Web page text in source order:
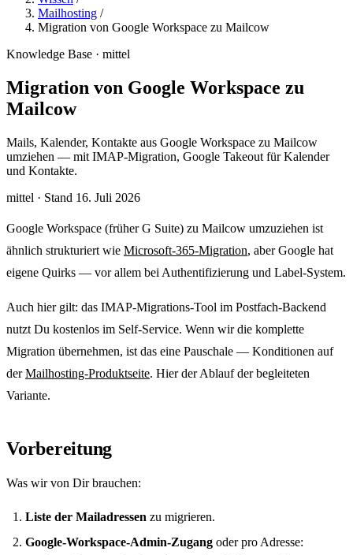
Mailhosting /
Migration von Google Workspace zu Mailcow
Knowledge Base · mittel
Migration von Google Workspace zu
Mailcow
Mails, Kalender, Kontakte aus Google Workspace zu Mailcow
umziehen — mit IMAP-Migration, Google Takeout für Kalender
und Kontakte.
mittel · Stand 16. Juli 2026
Google Workspace (früher G Suite) zu Mailcow umzuziehen ist
ähnlich strukturiert wie Microsoft-365-Migration, aber Google hat
eigene Quirks — vor allem bei Authentifizierung und Label-System.
Auch hier gilt: das IMAP-Migrations-Tool im Postfach-Backend
nutzt Du kostenlos im Self-Service. Wenn wir die komplette
Migration übernehmen, ist das eine Pauschale — Konditionen auf
derMailhosting-Produktseite. Hier der Ablauf der begleiteten
Variante.
Vorbereitung
Was wir von Dir brauchen:
Liste der Mailadressen zu migrieren.
Google-Workspace-Admin-Zugang oder pro Adresse: